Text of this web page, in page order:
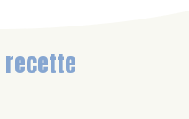
recette